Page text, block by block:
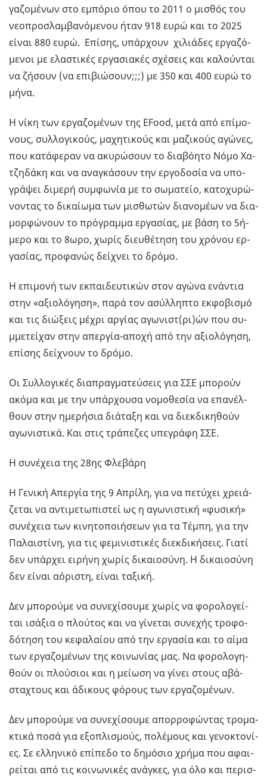
γα­ζο­µέ­νων στο εµπό­ριο όπου το 2011 o µι­σθός του
νε­ο­προ­σλα­µβα­νό­µε­νου ήταν 918 ευρώ και το 2025
είναι 880 ευρώ. Επί­σης, υπάρ­χουν χι­λιά­δες ερ­γα­ζό­
µε­νοι µε ελα­στι­κές ερ­γα­σια­κές σχέ­σεις και κα­λού­νται
να ζή­σουν (να επι­βιώ­σουν;;;) µε 350 και 400 ευρώ το
µήνα.
Η νίκη των ερ­γα­ζο­µέ­νων της EFood, µετά από επί­µο­
νους, συλ­λο­γι­κούς, µα­χη­τι­κούς και µα­ζι­κούς αγώ­νες,
που κα­τά­φε­ραν να ακυ­ρώ­σουν το δια­βό­η­το Νόµο Χα­
τζη­δά­κη και να ανα­γκά­σουν την ερ­γο­δο­σία να υπο­
γρά­ψει δι­µε­ρή συ­µφω­νία µε το σω­µα­τείο, κα­το­χυ­ρώ­
νο­ντας το δι­καί­ω­µα των µι­σθω­τών δια­νο­µέ­ων να δια­
µορ­φώ­νουν το πρό­γρα­µµα ερ­γα­σί­ας, µε βάση το 5ή­
µε­ρο και το 8ωρο, χωρίς διευ­θέ­τη­ση του χρό­νου ερ­
γα­σί­ας, προ­φα­νώς δεί­χνει το δρόµο.
Η επι­µο­νή των εκ­παι­δευ­τι­κών στον αγώνα ενά­ντια
στην «αξιο­λό­γη­ση», παρά τον ασύλ­λη­πτο εκ­φο­βι­σµό
και τις διώ­ξεις µέχρι αρ­γί­ας αγω­νιστ(ρι)ών που συ­
µµε­τεί­χαν στην απερ­γία-απο­χή από την αξιο­λό­γη­ση,
επί­σης δεί­χνουν το δρόµο.
Οι Συλ­λο­γι­κές δια­πρα­γµα­τεύ­σεις για ΣΣΕ µπο­ρούν
ακόµα και µε την υπάρ­χου­σα νο­µο­θε­σία να επα­νέλ­
θουν στην ηµε­ρή­σια διά­τα­ξη και να διεκ­δι­κη­θούν
αγω­νι­στι­κά. Και στις τρά­πε­ζες υπε­γρά­φη ΣΣΕ.
Η συ­νέ­χεια της 28ης Φλε­βά­ρη
Η Γε­νι­κή Απερ­γία της 9 Απρί­λη, για να πε­τύ­χει χρειά­
ζε­ται να αντι­µε­τω­πι­στεί ως η αγω­νι­στι­κή «φυ­σι­κή»
συ­νέ­χεια των κι­νη­το­ποι­ή­σε­ων για τα Τέµπη, για την
Πα­λαι­στί­νη, για τις φε­µι­νι­στι­κές διεκ­δι­κή­σεις. Γιατί
δεν υπάρ­χει ει­ρή­νη χωρίς δι­καιο­σύ­νη. Η δι­καιο­σύ­νη
δεν είναι αό­ρι­στη, είναι τα­ξι­κή.
Δεν µπο­ρού­µε να συ­νε­χί­σου­µε χωρίς να φο­ρο­λο­γεί­
ται ισά­ξια ο πλού­τος και να γί­νε­ται συ­νε­χής τρο­φο­
δό­τη­ση του κε­φα­λαί­ου από την ερ­γα­σία και το αίµα
των ερ­γα­ζο­µέ­νων της κοι­νω­νί­ας µας. Να φο­ρο­λο­γη­
θούν οι πλού­σιοι και η µεί­ω­ση να γίνει στους αβά­
στα­χτους και άδι­κους φό­ρους των ερ­γα­ζο­µέ­νων.
Δεν µπο­ρού­µε να συ­νε­χί­σου­µε απορ­ρο­φώ­ντας τρο­µα­
κτι­κά ποσά για εξο­πλι­σµούς, πο­λέ­µους και γε­νο­κτο­νί­
ες. Σε ελ­λη­νι­κό επί­πε­δο το δη­µό­σιο χρήµα που αφαι­
ρεί­ται από τις κοι­νω­νι­κές ανά­γκες, για όλο και πε­ρισ­